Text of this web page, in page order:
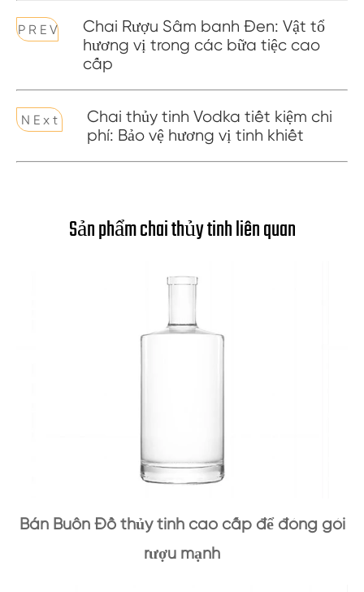
P R E V
Chai Rượu Sâm banh Đen: Vật tổ
hương vị trong các bữa tiệc cao
cấp
N E x t
Chai thủy tinh Vodka tiết kiệm chi
phí: Bảo vệ hương vị tinh khiết
Sản phẩm chai thủy tinh liên quan
Bán Buôn Đồ thủy tinh cao cấp để đóng gói
rượu mạnh